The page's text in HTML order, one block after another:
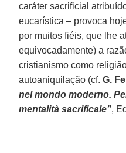
caráter sacrificial
eucarística – provoca
por muitos fiéis, que lhe
equivocadamente) a
cristianismo como
autoaniquilação (cf.G.
nel mondo moderno.
mentalità sacrificale”,